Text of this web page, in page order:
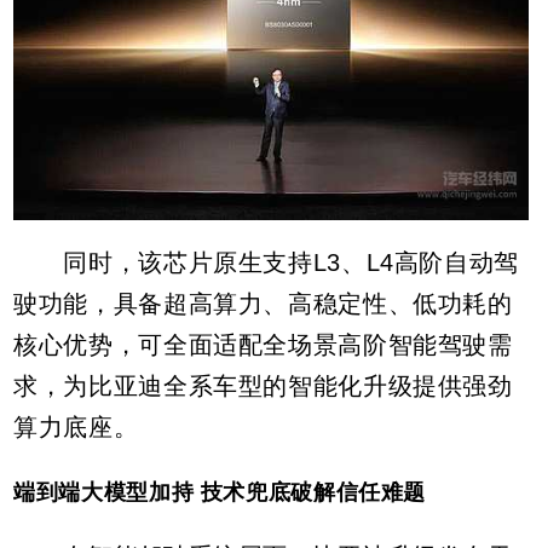
同时，该芯片原生支持L3、L4高阶自动驾
驶功能，具备超高算力、高稳定性、低功耗的
核心优势，可全面适配全场景高阶智能驾驶需
求，为比亚迪全系车型的智能化升级提供强劲
算力底座。
端到端大模型加持 技术兜底破解信任难题